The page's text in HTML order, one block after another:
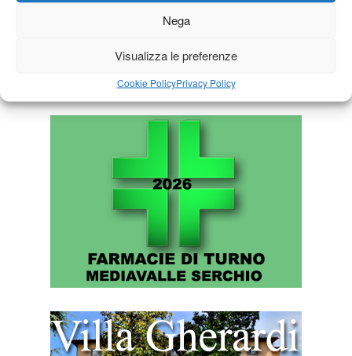
Nega
Visualizza le preferenze
Cookie PolicyPrivacy Policy
13
26 27 28